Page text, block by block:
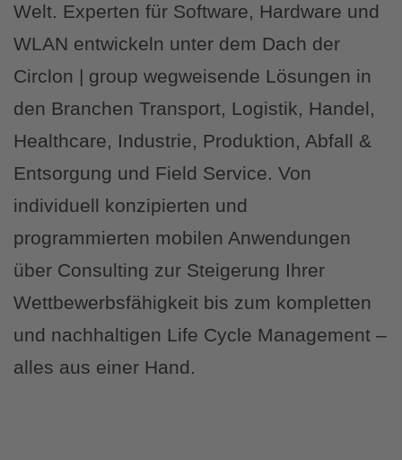
Welt. Experten für Software, Hardware und
WLAN entwickeln unter dem Dach der
Circlon | group wegweisende Lösungen in
den Branchen Transport, Logistik, Handel,
Healthcare, Industrie, Produktion, Abfall &
Entsorgung und Field Service. Von
individuell konzipierten und
programmierten mobilen Anwendungen
über Consulting zur Steigerung Ihrer
Wettbewerbsfähigkeit bis zum kompletten
und nachhaltigen Life Cycle Management –
alles aus einer Hand.